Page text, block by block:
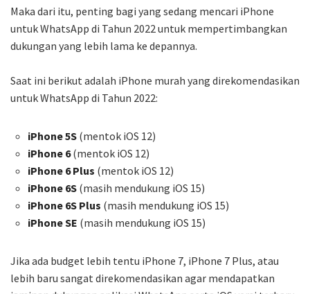
Maka dari itu, penting bagi yang sedang mencari iPhone
untuk WhatsApp di Tahun 2022 untuk mempertimbangkan
dukungan yang lebih lama ke depannya.
Saat ini berikut adalah iPhone murah yang direkomendasikan
untuk WhatsApp di Tahun 2022:
iPhone 5S (mentok iOS 12)
iPhone 6(mentok iOS 12)
iPhone 6 Plus (mentok iOS 12)
iPhone 6S (masih mendukung iOS 15)
iPhone 6S Plus (masih mendukung iOS 15)
iPhone SE (masih mendukung iOS 15)
Jika ada budget lebih tentu iPhone 7, iPhone 7 Plus, atau
lebih baru sangat direkomendasikan agar mendapatkan